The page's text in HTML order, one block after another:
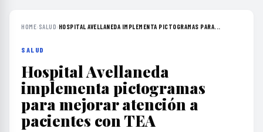
HOME› SALUD› HOSPITAL AVELLANEDA IMPLEMENTA PICTOGRAMAS PARA...
SALUD
Hospital Avellaneda
implementa pictogramas
para mejorar atención a
pacientes con TEA